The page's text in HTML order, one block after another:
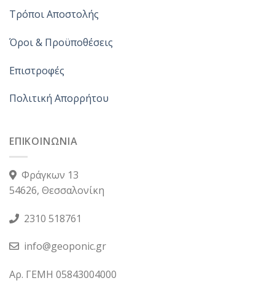
Τρόποι Αποστολής
Όροι & Προϋποθέσεις
Επιστροφές
Πολιτική Απορρήτου
ΕΠΙΚΟΙΝΩΝΙΑ
Φράγκων 13
54626, Θεσσαλονίκη
2310 518761
info@geoponic.gr
Αρ. ΓΕΜΗ 05843004000